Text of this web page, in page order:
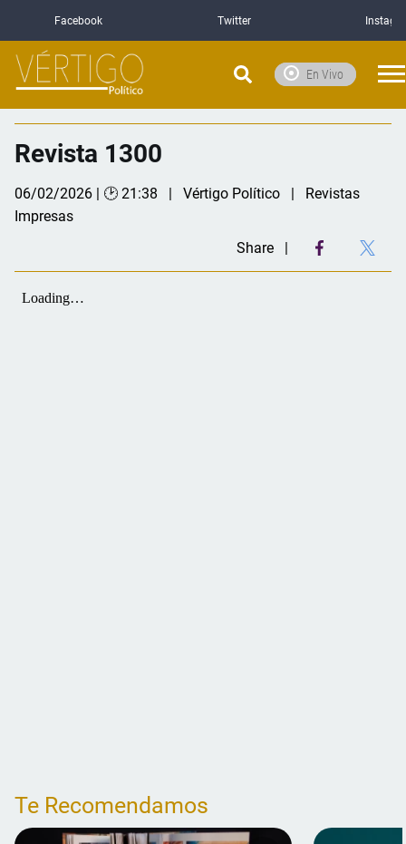
Facebook Twitter
En Vivo
Revista 1300
06/02/2026 | 🕑 21:38 Vértigo Político
Revistas
Impresas
Share
Te Recomendamos